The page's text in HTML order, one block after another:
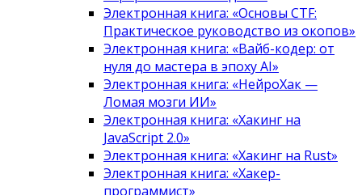
Электронная книга: «Основы CTF:
Практическое руководство из окопов»
Электронная книга: «Вайб-кодер: от
нуля до мастера в эпоху AI»
Электронная книга: «НейроХак —
Ломая мозги ИИ»
Электронная книга: «Хакинг на
JavaScript 2.0»
Электронная книга: «Хакинг на Rust»
Электронная книга: «Хакер-
программист»